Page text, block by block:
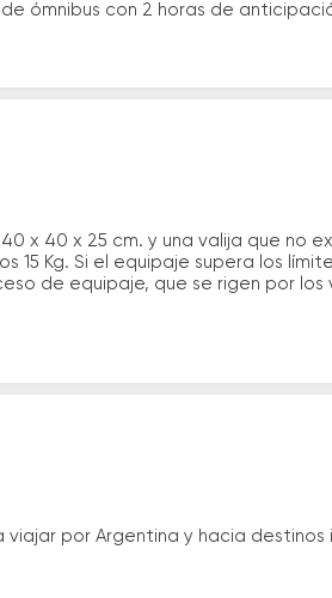
ómnibus con 2 horas de
x 40 x 25 cm. y una valija que no
Kg. Si el equipaje supera los
de equipaje, que se rigen por los
por Argentina y hacia destinos